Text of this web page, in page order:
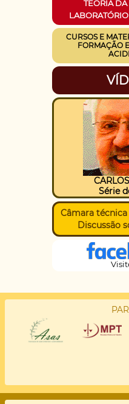
TEORIA
CURSOS E
FORMAÇÃO
Série
Câmara técnica
Discussão